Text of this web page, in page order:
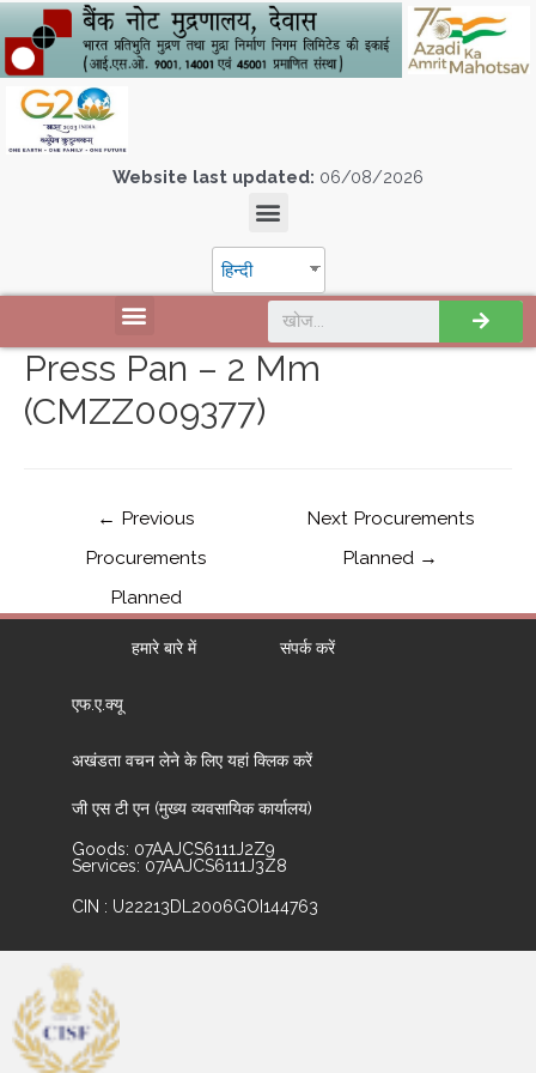
Website last updated: 06/08/2026
हिन्दी
Press Pan – 2 Mm
(CMZZ009377)
← Previous
Procurements
Planned
Next Procurements
Planned →
हमारे बारे में संपर्क करें
एफ.ए.क्यू
अखंडता वचन लेने के लिए यहां क्लिक करें
जी एस टी एन (मुख्य व्यवसायिक कार्यालय)
Goods: 07AAJCS6111J2Z9
Services: 07AAJCS6111J3Z8
CIN : U22213DL2006GOI144763